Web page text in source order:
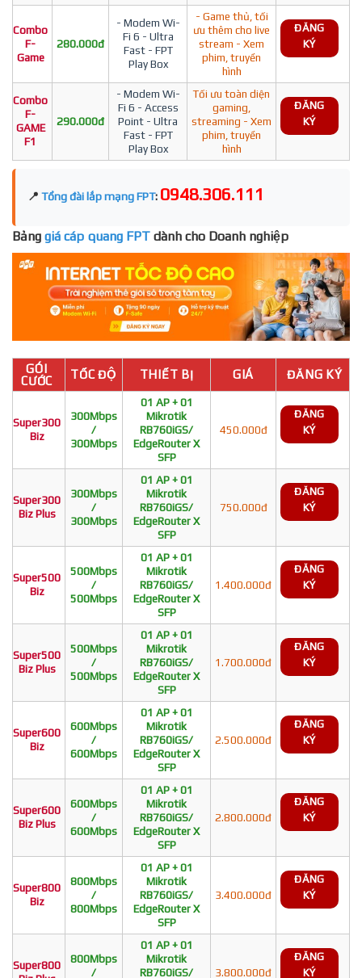
Combo
F-
Game
280.000đ
- Modem Wi-
Fi 6 - Ultra
Fast - FPT
Play Box
- Game thủ, tối
ưu thêm cho live
stream - Xem
phim, truyền
hình
ĐĂNG
KÝ
Combo
F-
GAME
F1
290.000đ
- Modem Wi-
Fi 6 - Access
Point - Ultra
Fast - FPT
Play Box
Tối ưu toàn diện
gaming,
streaming - Xem
phim, truyền
hình
ĐĂNG
KÝ
📍 Tổng đài lắp mạng FPT: 0948.306.111
Bảng giá cáp quang FPT dành cho Doanh nghiệp
GÓI
CƯỚC
TỐC ĐỘ THIẾT BỊ GIÁ ĐĂNG KÝ
Super300
Biz
300Mbps
/
300Mbps
01 AP + 01
Mikrotik
RB760iGS/
EdgeRouter X
SFP
450.000đ
ĐĂNG
KÝ
Super300
Biz Plus
300Mbps
/
300Mbps
01 AP + 01
Mikrotik
RB760iGS/
EdgeRouter X
SFP
750.000đ
ĐĂNG
KÝ
Super500
Biz
500Mbps
/
500Mbps
01 AP + 01
Mikrotik
RB760iGS/
EdgeRouter X
SFP
1.400.000đ
ĐĂNG
KÝ
Super500
Biz Plus
500Mbps
/
500Mbps
01 AP + 01
Mikrotik
RB760iGS/
EdgeRouter X
SFP
1.700.000đ
ĐĂNG
KÝ
Super600
Biz
600Mbps
/
600Mbps
01 AP + 01
Mikrotik
RB760iGS/
EdgeRouter X
SFP
2.500.000đ
ĐĂNG
KÝ
Super600
Biz Plus
600Mbps
/
600Mbps
01 AP + 01
Mikrotik
RB760iGS/
EdgeRouter X
SFP
2.800.000đ
ĐĂNG
KÝ
Super800
Biz
800Mbps
/
800Mbps
01 AP + 01
Mikrotik
RB760iGS/
EdgeRouter X
SFP
3.400.000đ
ĐĂNG
KÝ
Super800
800Mbps
/
01 AP + 01
Mikrotik
RB760iGS/
3.800.000đ
ĐĂNG
KÝ